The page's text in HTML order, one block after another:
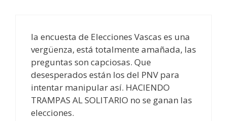
la encuesta de Elecciones Vascas es una
vergüenza, está totalmente amañada, las
preguntas son capciosas. Que
desesperados están los del PNV para
intentar manipular así. HACIENDO
TRAMPAS AL SOLITARIO no se ganan las
elecciones.